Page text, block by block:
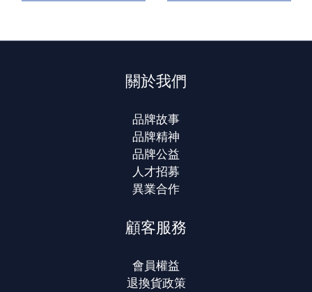
關於我們
品牌故事
品牌精神
品牌公益
人才招募
異業合作
顧客服務
會員權益
退換貨政策